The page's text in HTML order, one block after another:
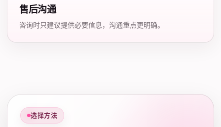
售后沟通
咨询时只建议提供必要信息，沟通重点更明确。
选择方法